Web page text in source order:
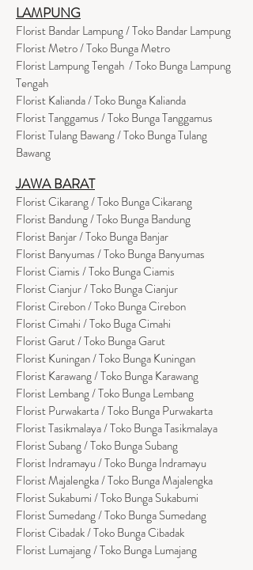
LAMPUNG
Florist Bandar Lampung / Toko Bandar Lampung
Florist Metro / Toko Bunga Metro
Florist Lampung Tengah / Toko Bunga Lampung
Tengah
Florist Kalianda / Toko Bunga Kalianda
Florist Tanggamus / Toko Bunga Tanggamus
Florist Tulang Bawang / Toko Bunga Tulang
Bawang
JAWA BARAT
Florist Cikarang/ Toko Bunga Cikarang
Florist Bandung / Toko Bunga Bandung
Florist Banjar / Toko Bunga Banjar
Florist Banyumas / Toko Bunga Banyumas
Florist Ciamis / Toko Bunga Ciamis
Florist Cianjur / Toko Bunga Cianjur
Florist Cirebon / Toko Bunga Cirebon
Florist Cimahi / Toko Buga Cimahi
Florist Garut / Toko Bunga Garut
Florist Kuningan / Toko Bunga Kuningan
Florist Karawang / Toko Bunga Karawang
Florist Lembang / Toko Bunga Lembang
Florist Purwakarta / Toko Bunga Purwakarta
Florist Tasikmalaya / Toko Bunga Tasikmalaya
Florist Subang / Toko Bunga Subang
Florist Indramayu / Toko Bunga Indramayu
Florist Majalengka / Toko Bunga Majalengka
Florist Sukabumi / Toko Bunga Sukabumi
Florist Sumedang / Toko Bunga Sumedang
Florist Cibadak / Toko Bunga Cibadak
Florist Lumajang / Toko Bunga Lumajang